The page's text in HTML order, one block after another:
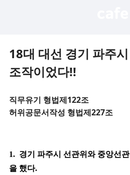
18대 대선 경기 파주
조작이었다!!
직무유기 형법제122조
허위공문서작성 형법제227조
1. 경기 파주시 선관위와 중앙선
을 했다.